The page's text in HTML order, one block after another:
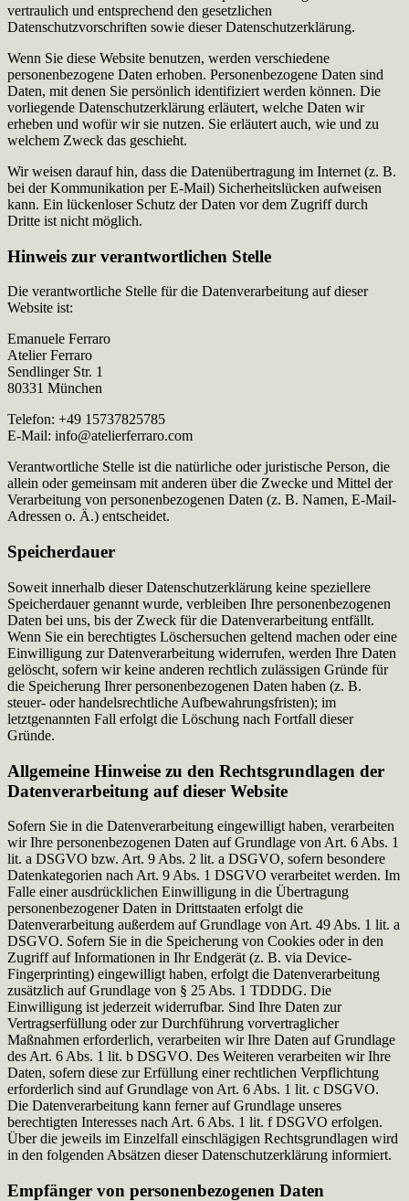
vertraulich und entsprechend den gesetzlichen
Datenschutzvorschriften sowie dieser Datenschutzerklärung.
Wenn Sie diese Website benutzen, werden verschiedene
personenbezogene Daten erhoben. Personenbezogene Daten sind
Daten, mit denen Sie persönlich identifiziert werden können. Die
vorliegende Datenschutzerklärung erläutert, welche Daten wir
erheben und wofür wir sie nutzen. Sie erläutert auch, wie und zu
welchem Zweck das geschieht.
Wir weisen darauf hin, dass die Datenübertragung im Internet (z. B.
bei der Kommunikation per E-Mail) Sicherheitslücken aufweisen
kann. Ein lückenloser Schutz der Daten vor dem Zugriff durch
Dritte ist nicht möglich.
Hinweis zur verantwortlichen Stelle
Die verantwortliche Stelle für die Datenverarbeitung auf dieser
Website ist:
Emanuele Ferraro
Atelier Ferraro
Sendlinger Str. 1
80331 München
Telefon: +49 15737825785
E-Mail: info@atelierferraro.com
Verantwortliche Stelle ist die natürliche oder juristische Person, die
allein oder gemeinsam mit anderen über die Zwecke und Mittel der
Verarbeitung von personenbezogenen Daten (z. B. Namen, E-Mail-
Adressen o. Ä.) entscheidet.
Speicherdauer
Soweit innerhalb dieser Datenschutzerklärung keine speziellere
Speicherdauer genannt wurde, verbleiben Ihre personenbezogenen
Daten bei uns, bis der Zweck für die Datenverarbeitung entfällt.
Wenn Sie ein berechtigtes Löschersuchen geltend machen oder eine
Einwilligung zur Datenverarbeitung widerrufen, werden Ihre Daten
gelöscht, sofern wir keine anderen rechtlich zulässigen Gründe für
die Speicherung Ihrer personenbezogenen Daten haben (z. B.
steuer- oder handelsrechtliche Aufbewahrungsfristen); im
letztgenannten Fall erfolgt die Löschung nach Fortfall dieser
Gründe.
Allgemeine Hinweise zu den Rechtsgrundlagen der
Datenverarbeitung auf dieser Website
Sofern Sie in die Datenverarbeitung eingewilligt haben, verarbeiten
wir Ihre personenbezogenen Daten auf Grundlage von Art. 6 Abs. 1
lit. a DSGVO bzw. Art. 9 Abs. 2 lit. a DSGVO, sofern besondere
Datenkategorien nach Art. 9 Abs. 1 DSGVO verarbeitet werden. Im
Falle einer ausdrücklichen Einwilligung in die Übertragung
personenbezogener Daten in Drittstaaten erfolgt die
Datenverarbeitung außerdem auf Grundlage von Art. 49 Abs. 1 lit. a
DSGVO. Sofern Sie in die Speicherung von Cookies oder in den
Zugriff auf Informationen in Ihr Endgerät (z. B. via Device-
Fingerprinting) eingewilligt haben, erfolgt die Datenverarbeitung
zusätzlich auf Grundlage von § 25 Abs. 1 TDDDG. Die
Einwilligung ist jederzeit widerrufbar. Sind Ihre Daten zur
Vertragserfüllung oder zur Durchführung vorvertraglicher
Maßnahmen erforderlich, verarbeiten wir Ihre Daten auf Grundlage
des Art. 6 Abs. 1 lit. b DSGVO. Des Weiteren verarbeiten wir Ihre
Daten, sofern diese zur Erfüllung einer rechtlichen Verpflichtung
erforderlich sind auf Grundlage von Art. 6 Abs. 1 lit. c DSGVO.
Die Datenverarbeitung kann ferner auf Grundlage unseres
berechtigten Interesses nach Art. 6 Abs. 1 lit. f DSGVO erfolgen.
Über die jeweils im Einzelfall einschlägigen Rechtsgrundlagen wird
in den folgenden Absätzen dieser Datenschutzerklärung informiert.
Empfänger von personenbezogenen Daten